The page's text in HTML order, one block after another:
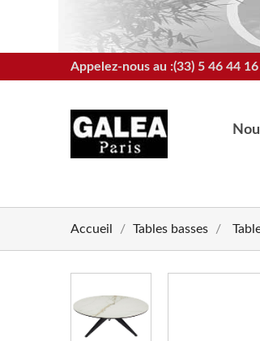
Appelez-nous au :(33) 5 46 44
Accueil Tables basses